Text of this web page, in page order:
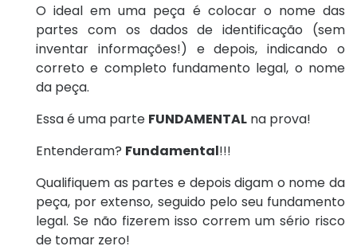
O ideal em uma peça é colocar o nome das
partes com os dados de identificação (sem
inventar informações!) e depois, indicando o
correto e completo fundamento legal, o nome
da peça.
Essa é uma parte FUNDAMENTAL na prova!
Entenderam? Fundamental!!!
Qualifiquem as partes e depois digam o nome da
peça, por extenso, seguido pelo seu fundamento
legal. Se não fizerem isso correm um sério risco
de tomar zero!